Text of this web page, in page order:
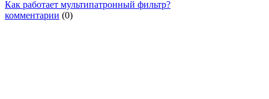
Как работает мультипатронный фильтр?
комментарии (0)